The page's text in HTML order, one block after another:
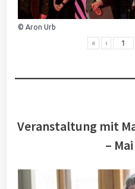
© Aron Urb
« ‹
Veranstaltung mit
–